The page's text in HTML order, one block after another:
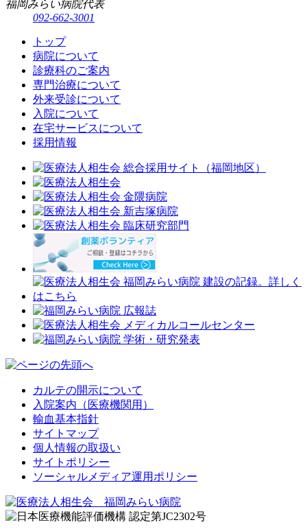
福岡みらい病院代表
092-662-3001
トップ
病院について
診療科のご案内
専門治療について
外来受診について
入院について
在宅サービスについて
採用情報
カルテの開示について
入院案内（医療機関用）
輸血基本指針
サイトマップ
個人情報の取扱い
サイトポリシー
ソーシャルメディア運用ポリシー